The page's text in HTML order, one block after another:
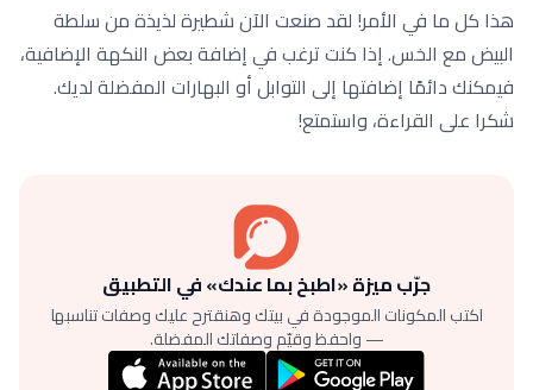
هذا كل ما في الأمر! لقد صنعت الآن شطيرة لذيذة من سلطة
البيض مع الخس. إذا كنت ترغب في إضافة بعض النكهة الإضافية،
فيمكنك دائمًا إضافتها إلى التوابل أو البهارات المفضلة لديك.
شكرا على القراءة، واستمتع!
جرّب ميزة «اطبخ بما عندك» في التطبيق
اكتب المكونات الموجودة في بيتك وهنقترح عليك وصفات تناسبها
— واحفظ وقيّم وصفاتك المفضلة.